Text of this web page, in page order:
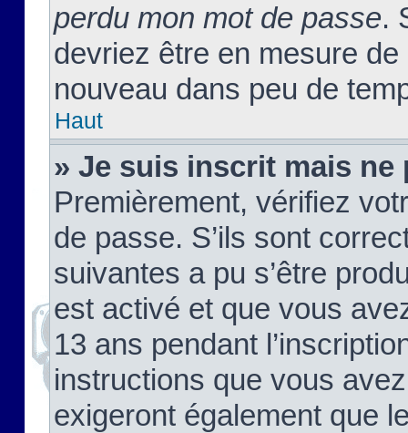
perdu mon mot de passe.
devriez être en mesure
nouveau dans peu de
Haut
» Je suis inscrit mais ne
Premièrement, vérifiez
de passe. S’ils sont
suivantes a pu s’être
est activé et que vous
13 ans pendant
instructions que vous
exigeront également que